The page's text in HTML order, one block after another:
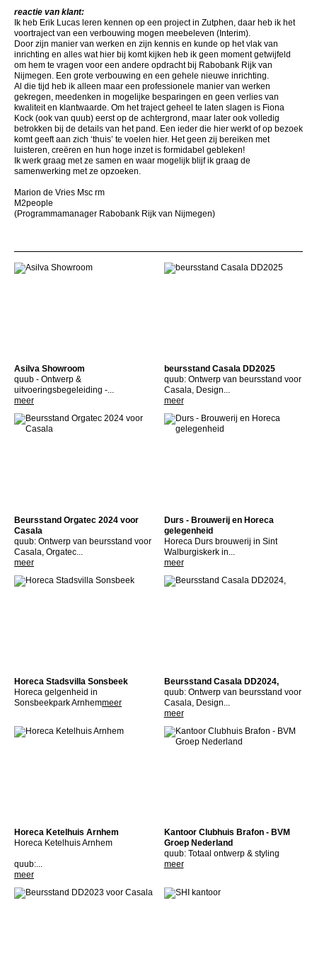
reactie van klant:
Ik heb Erik Lucas leren kennen op een project in Zutphen, daar heb ik het
voortraject van een verbouwing mogen meebeleven (Interim).
Door zijn manier van werken en zijn kennis en kunde op het vlak van
inrichting en alles wat hier bij komt kijken heb ik geen moment getwijfeld
om hem te vragen voor een andere opdracht bij Rabobank Rijk van
Nijmegen. Een grote verbouwing en een gehele nieuwe inrichting.
Al die tijd heb ik alleen maar een professionele manier van werken
gekregen, meedenken in mogelijke besparingen en geen verlies van
kwaliteit en klantwaarde. Om het traject geheel te laten slagen is Fiona
Kock (ook van quub) eerst op de achtergrond, maar later ook volledig
betrokken bij de details van het pand. Een ieder die hier werkt of op bezoek
komt geeft aan zich ‘thuis’ te voelen hier. Het geen zij bereiken met
luisteren, creëren en hun hoge inzet is formidabel gebleken!
Ik werk graag met ze samen en waar mogelijk blijf ik graag de
samenwerking met ze opzoeken.
Marion de Vries Msc rm
M2people
(Programmamanager Rabobank Rijk van Nijmegen)
Asilva Showroom
quub - Ontwerp &
uitvoeringsbegeleiding -...
meer
beursstand Casala DD2025
quub: Ontwerp van beursstand voor
Casala, Design...
meer
Beursstand Orgatec 2024 voor
Casala
quub: Ontwerp van beursstand voor
Casala, Orgatec...
meer
Durs - Brouwerij en Horeca
gelegenheid
Horeca Durs brouwerij in Sint
Walburgiskerk in...
meer
Horeca Stadsvilla Sonsbeek
Horeca gelgenheid in
Sonsbeekpark Arnhemmeer
Beursstand Casala DD2024,
quub: Ontwerp van beursstand voor
Casala, Design...
meer
Horeca Ketelhuis Arnhem
Horeca Ketelhuis Arnhem
quub:...
meer
Kantoor Clubhuis Brafon - BVM
Groep Nederland
quub: Totaal ontwerp & styling
meer